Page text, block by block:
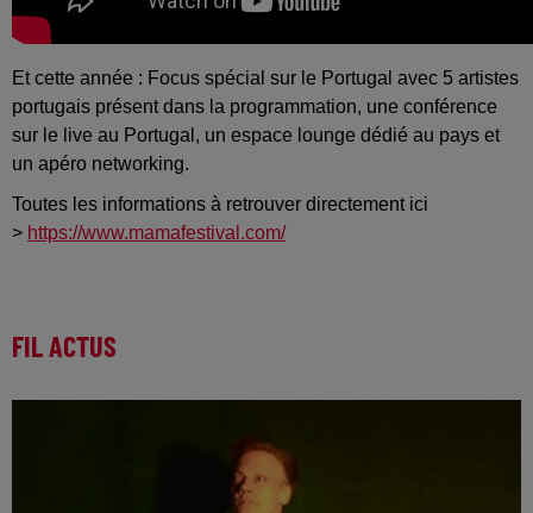
Et cette année : Focus spécial sur le Portugal avec 5 artistes
portugais présent dans la programmation, une conférence
sur le live au Portugal, un espace lounge dédié au pays et
un apéro networking.
Toutes les informations à retrouver directement ici
> https://www.mamafestival.com/
FIL ACTUS